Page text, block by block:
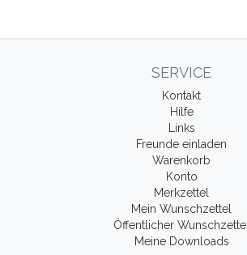
SERVICE
Kontakt
Hilfe
Links
Freunde einladen
Warenkorb
Konto
Merkzettel
Mein Wunschzettel
Öffentlicher Wunschzettel
Meine Downloads